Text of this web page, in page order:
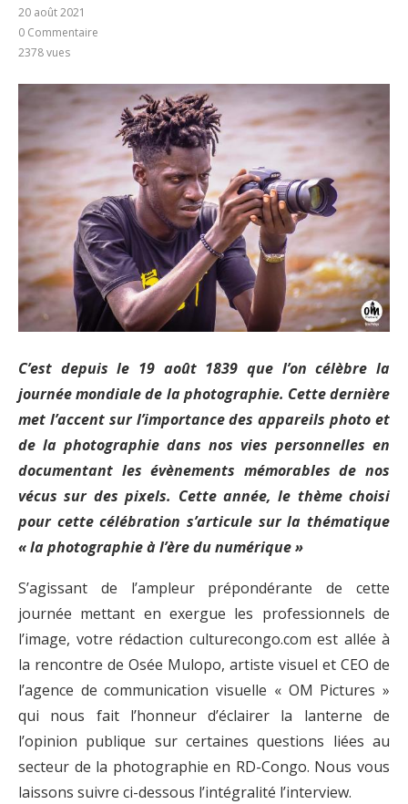
20 août 2021
0 Commentaire
2378vues
C’est depuis le 19 août 1839 que l’on célèbre la
journée mondiale de la photographie. Cette dernière
met l’accent sur l’importance des appareils photo et
de la photographie dans nos vies personnelles en
documentant les évènements mémorables de nos
vécus sur des pixels. Cette année, le thème choisi
pour cette célébration s’articule sur la thématique
« la photographie à l’ère du numérique »
S’agissant de l’ampleur prépondérante de cette
journée mettant en exergue les professionnels de
l’image, votre rédaction culturecongo.com est allée à
la rencontre de Osée Mulopo, artiste visuel et CEO de
l’agence de communication visuelle « OM Pictures »
qui nous fait l’honneur d’éclairer la lanterne de
l’opinion publique sur certaines questions liées au
secteur de la photographie en RD-Congo. Nous vous
laissons suivre ci-dessous l’intégralité l’interview.